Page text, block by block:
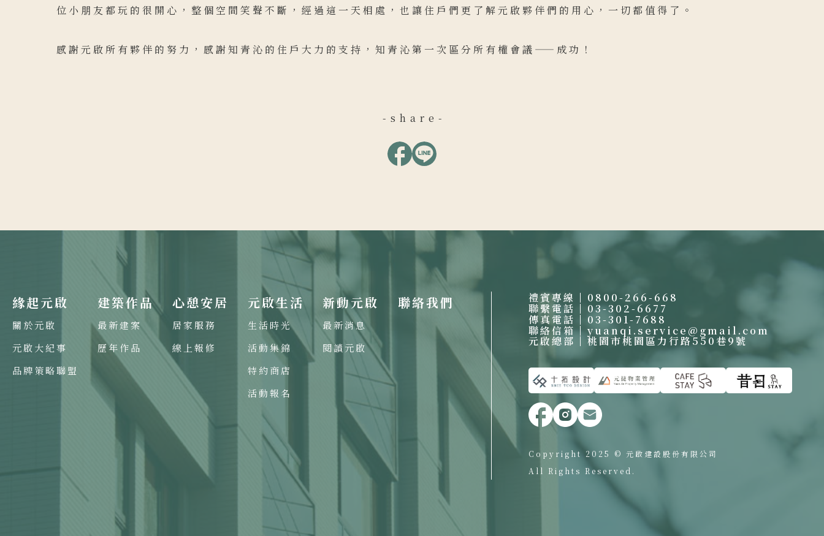
位小朋友都玩的很開心，整個空間笑聲不斷，經過這一天相處，也讓住戶們更了解元啟夥伴們的用心，一切都值得了。
感謝元啟所有夥伴的努力，感謝知青沁的住戶大力的支持，知青沁第一次區分所有權會議——成功！
-share-
緣起元啟
關於元啟
元啟大紀事
品牌策略聯盟
建築作品
最新建案
歷年作品
心憩安居
居家服務
線上報修
元啟生活
生活時光
活動集錦
特約商店
活動報名
新動元啟
最新消息
閱讀元啟
聯絡我們 禮賓專線 0800-266-668
聯繫電話 03-302-6677
傳真電話 03-301-7688
聯絡信箱 yuanqi.service@gmail.com
元啟總部 桃園市桃園區力行路550巷9號
Copyright 2025 © 元啟建設股份有限公司
All Rights Reserved.